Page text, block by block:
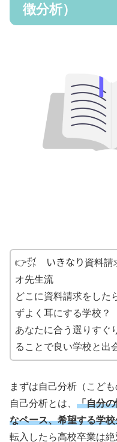
徴分析）
👉㌽ いきなり資料請
オ先生流
どこに資料請求をした
ずよく耳にする学校？
あなたに合う選りすぐ
ることで良い学校と出
まずは自己分析（こども
自己分析とは、 「自分
なペース、希望する学
転入したら高校卒業は絶